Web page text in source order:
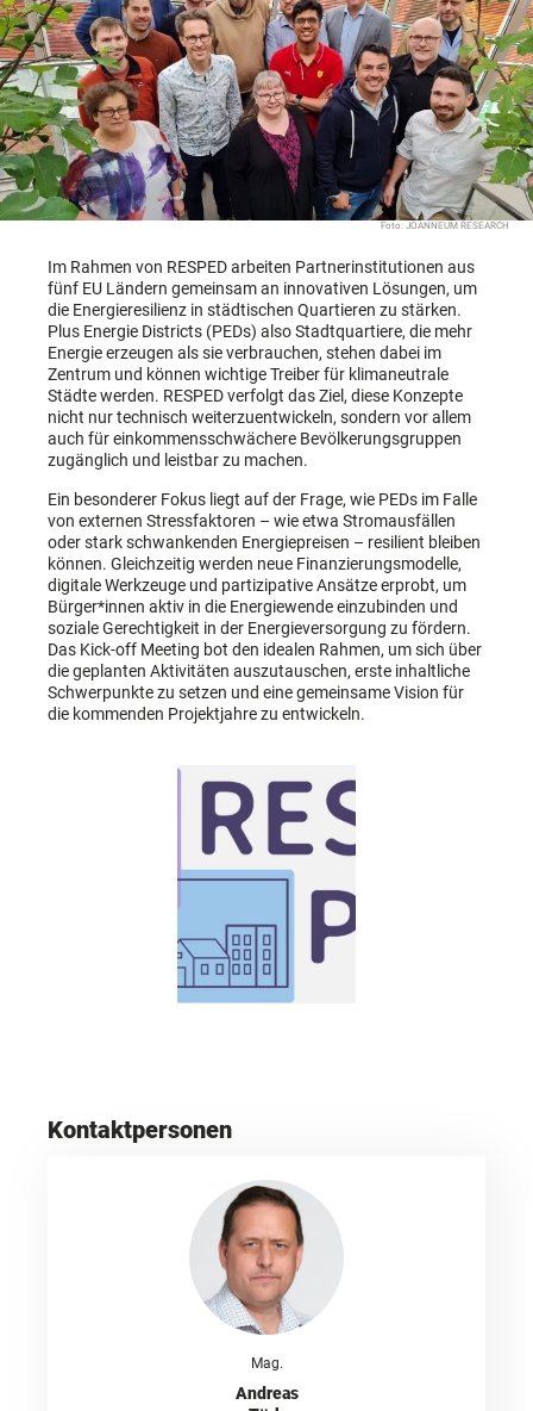
Foto: JOANNEUM RESEARCH
Im Rahmen von RESPED arbeiten Partnerinstitutionen aus
fünf EU Ländern gemeinsam an innovativen Lösungen, um
die Energieresilienz in städtischen Quartieren zu stärken.
Plus Energie Districts (PEDs) also Stadtquartiere, die mehr
Energie erzeugen als sie verbrauchen, stehen dabei im
Zentrum und können wichtige Treiber für klimaneutrale
Städte werden. RESPED verfolgt das Ziel, diese Konzepte
nicht nur technisch weiterzuentwickeln, sondern vor allem
auch für einkommensschwächere Bevölkerungsgruppen
zugänglich und leistbar zu machen.
Ein besonderer Fokus liegt auf der Frage, wie PEDs im Falle
von externen Stressfaktoren – wie etwa Stromausfällen
oder stark schwankenden Energiepreisen – resilient bleiben
können. Gleichzeitig werden neue Finanzierungsmodelle,
digitale Werkzeuge und partizipative Ansätze erprobt, um
Bürger*innen aktiv in die Energiewende einzubinden und
soziale Gerechtigkeit in der Energieversorgung zu fördern.
Das Kick-off Meeting bot den idealen Rahmen, um sich über
die geplanten Aktivitäten auszutauschen, erste inhaltliche
Schwerpunkte zu setzen und eine gemeinsame Vision für
die kommenden Projektjahre zu entwickeln.
Kontaktpersonen
Mag.
Andreas